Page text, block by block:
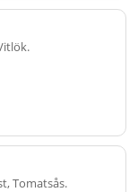
.
Tomatsås.